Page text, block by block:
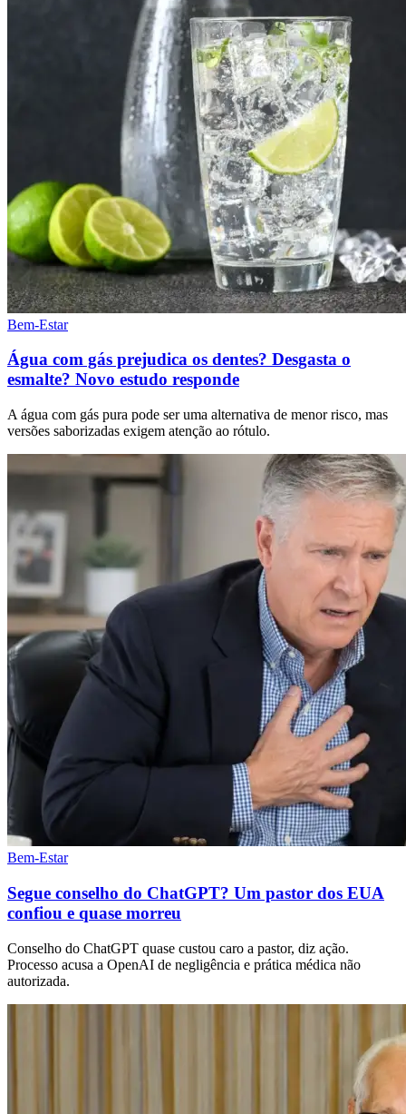
Bem-Estar
Água com gás prejudica os dentes? Desgasta o
esmalte? Novo estudo responde
A água com gás pura pode ser uma alternativa de menor risco, mas
versões saborizadas exigem atenção ao rótulo.
Bem-Estar
Segue conselho do ChatGPT? Um pastor dos EUA
confiou e quase morreu
Conselho do ChatGPT quase custou caro a pastor, diz ação.
Processo acusa a OpenAI de negligência e prática médica não
autorizada.